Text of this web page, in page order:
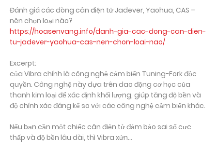
Đánh giá các dòng cân điện tử Jadever, Yaohua, CAS –
nên chọn loại nào?
https://hoasenvang.info/danh-gia-cac-dong-can-dien-
tu-jadever-yaohua-cas-nen-chon-loai-nao/
Excerpt:
của Vibra chính là công nghệ cảm biến Tuning-Fork độc
quyền. Công nghệ này dựa trên dao động cơ học của
thanh kim loại để xác định khối lượng, giúp tăng độ bền và
độ chính xác đáng kể so với các công nghệ cảm biến khác.
Nếu bạn cần một chiếc cân điện tử đảm bảo sai số cực
thấp và độ bền lâu dài, thì Vibra xứn...